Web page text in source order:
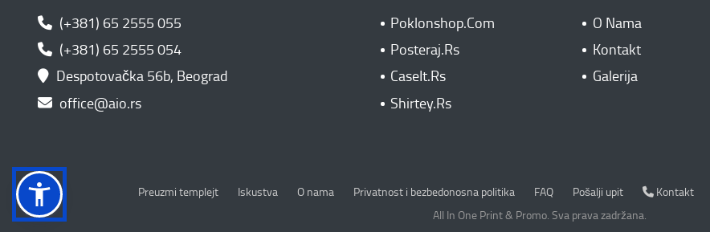
(+381) 65 2555 055
(+381) 65 2555 054
Despotovačka 56b, Beograd
office@aio.rs
Poklonshop.Com
O Nama
Posteraj.Rs
Kontakt
CaseIt.Rs
Galerija
Shirtey.Rs
Preuzmi templejt Iskustva O nama Privatnost i bezbedonosna politika
Privatnost i bezbedonosna politika FAQ Pošalji upit Kontakt
Kontakt
All In One Print & Promo. Sva prava zadržana.